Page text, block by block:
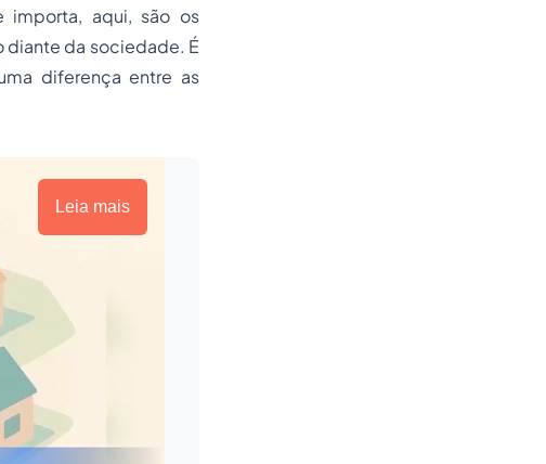
importa, aqui, são os
diante da sociedade. É
diferença entre as
Leia mais